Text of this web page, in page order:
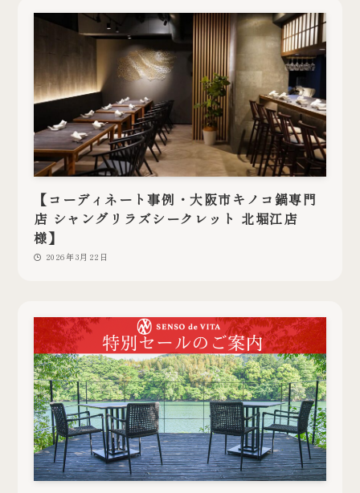
【コーディネート事例・大阪市キノコ鍋専門
店 シャングリラズシークレット 北堀江店
様】
2026年3月22日